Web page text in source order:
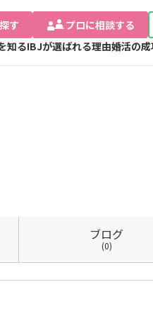
す プロに相談する
知るIBJが選ばれる理由婚活の
ブログ
(0)